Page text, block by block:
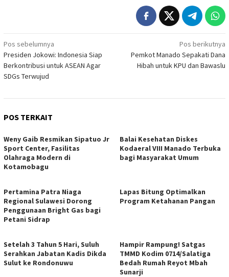
Navigasi
pos
Pos sebelumnya
Presiden Jokowi: Indonesia Siap
Berkontribusi untuk ASEAN Agar
SDGs Terwujud
Pos berikutnya
Pemkot Manado Sepakati Dana
Hibah untuk KPU dan Bawaslu
POS TERKAIT
Weny Gaib Resmikan Sipatuo Jr
Sport Center, Fasilitas
Olahraga Modern di
Kotamobagu
Balai Kesehatan Diskes
Kodaeral VIII Manado Terbuka
bagi Masyarakat Umum
Pertamina Patra Niaga
Regional Sulawesi Dorong
Penggunaan Bright Gas bagi
Petani Sidrap
Lapas Bitung Optimalkan
Program Ketahanan Pangan
Setelah 3 Tahun 5 Hari, Suluh
Serahkan Jabatan Kadis Dikda
Sulut ke Rondonuwu
Hampir Rampung! Satgas
TMMD Kodim 0714/Salatiga
Bedah Rumah Reyot Mbah
Sunarji